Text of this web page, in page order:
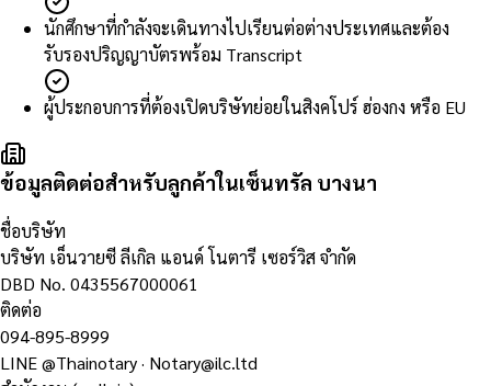
นักศึกษาที่กำลังจะเดินทางไปเรียนต่อต่างประเทศและต้อง
รับรองปริญญาบัตรพร้อม Transcript
ผู้ประกอบการที่ต้องเปิดบริษัทย่อยในสิงคโปร์ ฮ่องกง หรือ EU
ข้อมูลติดต่อสำหรับลูกค้าในเซ็นทรัล บางนา
ชื่อบริษัท
บริษัท เอ็นวายซี ลีเกิล แอนด์ โนตารี เซอร์วิส จำกัด
DBD No. 0435567000061
ติดต่อ
094-895-8999
LINE@Thainotary· Notary@ilc.ltd